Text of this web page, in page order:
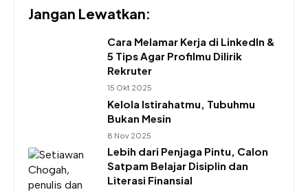
Jangan Lewatkan:
Cara Melamar Kerja di LinkedIn &
5 Tips Agar Profilmu Dilirik
Rekruter
15 Okt 2025
Kelola Istirahatmu, Tubuhmu
Bukan Mesin
8 Nov 2025
Lebih dari Penjaga Pintu, Calon
Satpam Belajar Disiplin dan
Literasi Finansial